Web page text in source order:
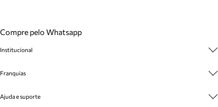
Compre pelo Whatsapp
Institucional
Cashback
Venda Corporativa
Franquias
Plano de Negócio
Ajuda e suporte